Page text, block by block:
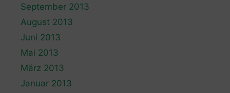
September 2013
August 2013
Juni 2013
Mai 2013
März 2013
Januar 2013